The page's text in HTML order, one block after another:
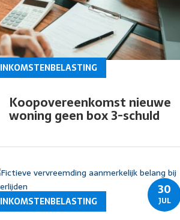
Koopovereenkomst nieuwe
woning geen box 3-schuld
INKOMSTENBELASTING
INKOMSTENBELASTING
30
JUL